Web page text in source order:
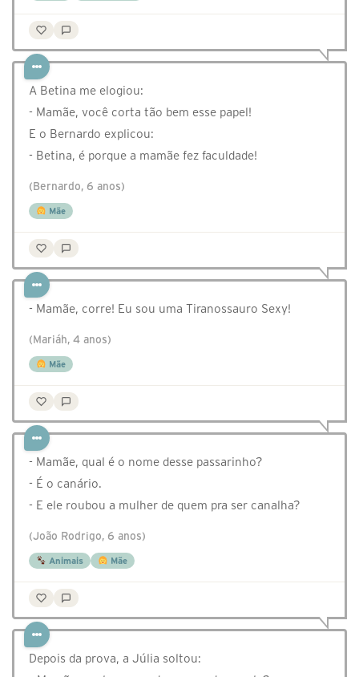
A Betina me elogiou:
- Mamãe, você corta tão bem esse papel!
E o Bernardo explicou:
- Betina, é porque a mamãe fez faculdade!
(Bernardo, 6 anos)
Mãe
- Mamãe, corre! Eu sou uma Tiranossauro Sexy!
(Mariáh, 4 anos)
Mãe
- Mamãe, qual é o nome desse passarinho?
- É o canário.
- E ele roubou a mulher de quem pra ser canalha?
(João Rodrigo, 6 anos)
Animais Mãe
⁣⁣⁣⁣Depois da prova, a Júlia soltou: